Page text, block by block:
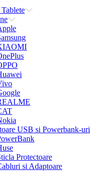
USB si Powerbank-uri
Protectoare
si Adaptoare